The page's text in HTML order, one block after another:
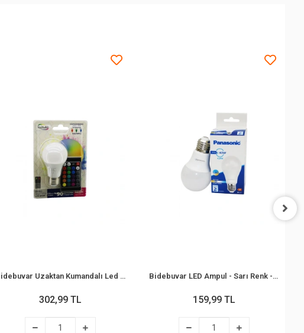
Bidebuvar Uzaktan Kumandalı Led Ampul - RGB Renkli - E27 Duy
302,99 TL
Bidebuvar LED Ampul - Sarı Renk - E27 Duy
159,99 TL